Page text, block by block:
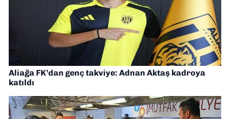
Aliağa FK’dan genç takviye: Adnan Aktaş kadroya
katıldı